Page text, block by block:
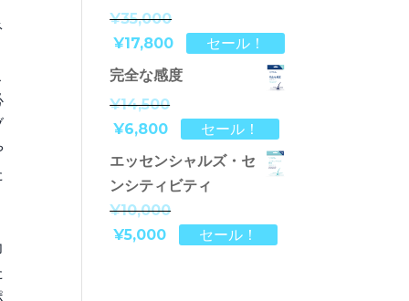
¥35,000
¥17,800
セール！
完全な感度
¥14,500
¥6,800
セール！
エッセンシャルズ・セ
ンシティビティ
¥10,000
¥5,000
セール！